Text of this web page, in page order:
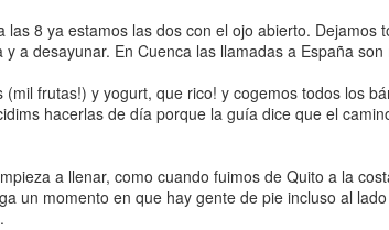
8 ya estamos las dos con el ojo abierto. Dejamos
a desayunar. En Cuenca las llamadas a España son
frutas!) y yogurt, que rico! y cogemos todos los
hacerlas de día porque la guía dice que el
a llenar, como cuando fuimos de Quito a la
un momento en que hay gente de pie incluso al
como en las pelis.
obsequio, recuerdo y señal de sus buenos
nosotros, una kata, bufanda de seda blanca
gente las ata para agradecer algo u